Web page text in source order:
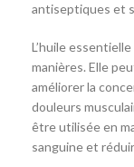
antiseptiques et
L’huile
manières. Elle
améliorer la
douleurs
être utilisée en
sanguine et